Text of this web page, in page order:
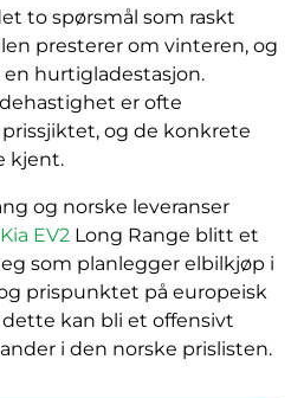
to spørsmål som raskt
presterer om vinteren, og
en hurtigladestasjon.
er ofte
og de konkrete
kjent.
og norske leveranser
Kia EV2 Long Range blitt et
som planlegger elbilkjøp i
prispunktet på europeisk
kan bli et offensivt
i den norske prislisten.